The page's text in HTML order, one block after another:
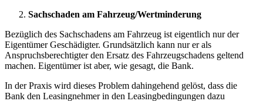
Sachschaden am Fahrzeug/Wertminderung
Bezüglich des Sachschadens am Fahrzeug ist eigentlich nur der
Eigentümer Geschädigter. Grundsätzlich kann nur er als
Anspruchsberechtigter den Ersatz des Fahrzeugschadens geltend
machen. Eigentümer ist aber, wie gesagt, die Bank.
In der Praxis wird dieses Problem dahingehend gelöst, dass die
Bank den Leasingnehmer in den Leasingbedingungen dazu